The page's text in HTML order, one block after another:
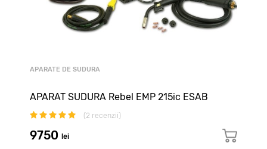
APARATE DE SUDURA
APARAT SUDURA Rebel EMP 215ic ESAB
(2 recenzii)
9750 lei